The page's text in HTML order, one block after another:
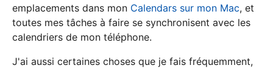
emplacements dans mon Calendars sur mon Mac, et
toutes mes tâches à faire se synchronisent avec les
calendriers de mon téléphone.
J'ai aussi certaines choses que je fais fréquemment,